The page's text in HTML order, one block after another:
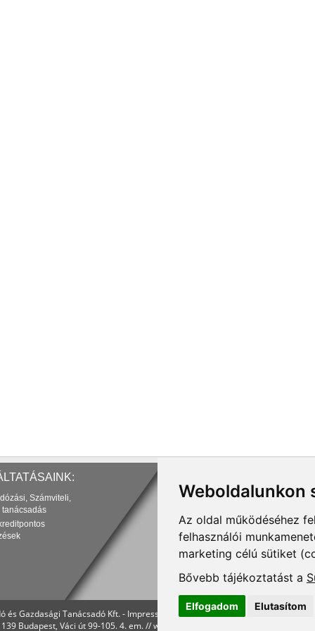
Weboldalunkon
Az oldal működéséhez
felhasználói
marketing célú sütiket
Bővebb tájékoztatást a
Elfogadom Elutasítom
Számviteli,
és Gazdasági Tanácsadó Kft. - Impresszum - Adatvédelmi feltételek-
Budapest, Váci út 99-105. 4. em. //www.menedzserpraxis.hu